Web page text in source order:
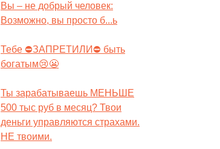
Вы – не добрый человек:
Возможно, вы просто б...ь
Тебе ⛔️ЗАПРЕТИЛИ⛔️ быть
богатым😢😬
Ты зарабатываешь МЕНЬШЕ
500 тыс руб в месяц? Твои
деньги управляются страхами.
НЕ твоими.